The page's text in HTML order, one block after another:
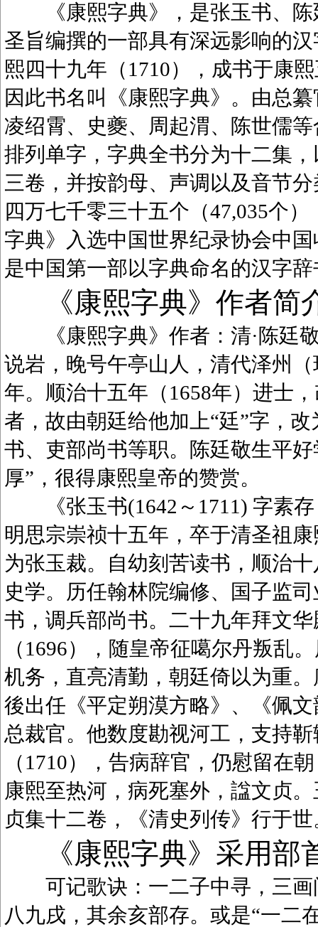
《康熙字典》，是张玉书、陈
圣旨编撰的一部具有深远影响的
熙四十九年（1710），成书于康
因此书名叫《康熙字典》。由总
凌绍霄、史夔、周起渭、陈世儒
排列单字，字典全书分为十二集
三卷，并按韵母、声调以及音节
四万七千零三十五个（47,035个
字典》入选中国世界纪录协会中
是中国第一部以字典命名的汉字辞
《康熙字典》作者简
《康熙字典》作者：清·陈廷敬
说岩，晚号午亭山人，清代泽州
年。顺治十五年（1658年）进士
者，故由朝廷给他加上“廷”字，
书、吏部尚书等职。陈廷敬生平
厚”，很得康熙皇帝的赞赏。
《张玉书(1642～1711) 字素存
明思宗崇祯十五年，卒于清圣祖
为张玉裁。自幼刻苦读书，顺治
史学。历任翰林院编修、国子监
书，调兵部尚书。二十九年拜文
（1696），随皇帝征噶尔丹叛乱
机务，直亮清勤，朝廷倚以为重
後出任《平定朔漠方略》、《佩
总裁官。他数度勘视河工，支持
（1710），告病辞官，仍慰留在
康熙至热河，病死塞外，諡文贞
贞集十二卷，《清史列传》行于世
《康熙字典》采用
可记歌诀：一二子中寻，三画
八九戌，其余亥部存。或是“一二